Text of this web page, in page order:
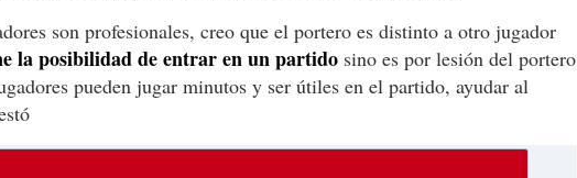
son profesionales, creo que el portero es distinto a otro jugador
la posibilidad de entrar en un partido sino es por lesión del portero
pueden jugar minutos y ser útiles en el partido, ayudar al